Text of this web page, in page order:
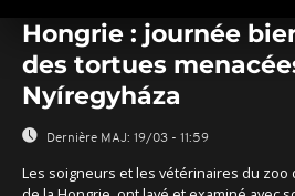
seconds
seconds
Hongrie : journée
des tortues
Nyíregyháza
Dernière MAJ: 19/03 - 11:59
Les soigneurs et les vétérinaires du zoo